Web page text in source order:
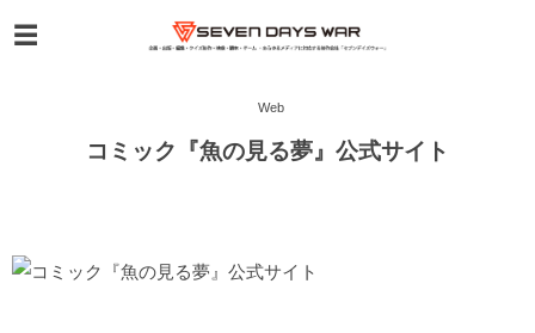
Web
コミック『魚の見る夢』公式サイト